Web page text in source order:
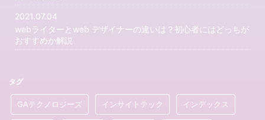
2021.07.04
webライターとweb デザイナーの違いは？初心者にはどっちが
おすすめか解説
タグ
GAテクノロジーズ インサイトテック インデックス